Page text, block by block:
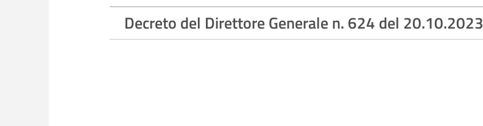
Decreto del Direttore Generale n. 624 del 20.10.2023